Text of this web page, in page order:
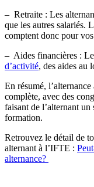
– Retraite : Les
que les autres salariés.
comptent donc pour
– Aides financières :
d’activité, des aides au
En résumé,
complète, avec des
faisant de l’alternant
formation.
Retrouvez le détail de
alternant à l’IFTE :
alternance?